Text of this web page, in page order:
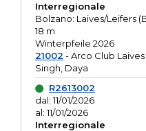
Interregionale
Bolzano: Laives/Leifers
18 m
Winterpfeile 2026
21002 - Arco Club Laives
Singh, Daya
R2613002
dal: 11/01/2026
al: 11/01/2026
Interregionale